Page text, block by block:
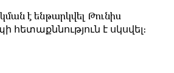
է ենթարկվել Թունիս
է սկսվել։